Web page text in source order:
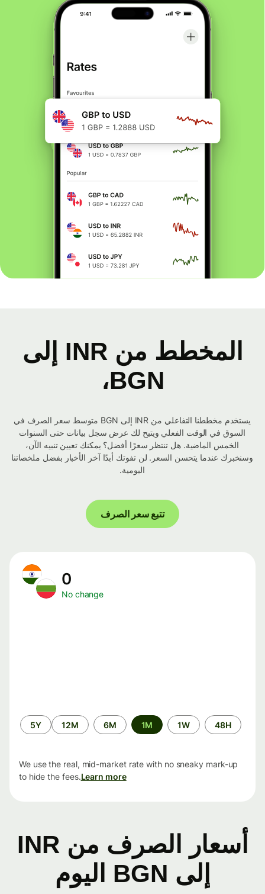
المخطط من INR إلى
BGN،
يستخدم مخططنا التفاعلي من INR إلى BGN متوسط ​​سعر الصرف في
السوق في الوقت الفعلي ويتيح لك عرض سجل بيانات حتى السنوات
الخمس الماضية. هل تنتظر سعرًا أفضل؟ يمكنك تعيين تنبيه الآن،
وسنخبرك عندما يتحسن السعر. لن تفوتك أبدًا آخر الأخبار بفضل ملخصاتنا
اليومية.
تتبع سعر الصرف
No change
الفترة
الزمنية
48H
1W
1M
6M
12M
5Y
We use the real, mid-market rate with no sneaky mark-up
to hide the fees.Learn more
أسعار الصرف من INR
إلى BGN اليوم